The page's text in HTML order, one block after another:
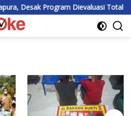
Dievaluasi Total BEM